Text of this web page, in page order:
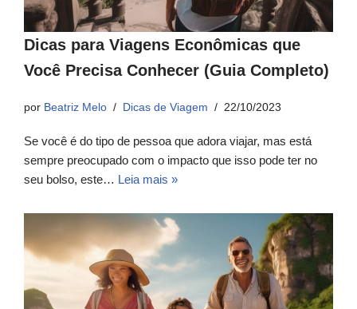
Dicas para Viagens Econômicas que
Você Precisa Conhecer (Guia Completo)
por Beatriz Melo Dicas de Viagem 22/10/2023
Se você é do tipo de pessoa que adora viajar, mas está
sempre preocupado com o impacto que isso pode ter no
seu bolso, este… Leia mais »